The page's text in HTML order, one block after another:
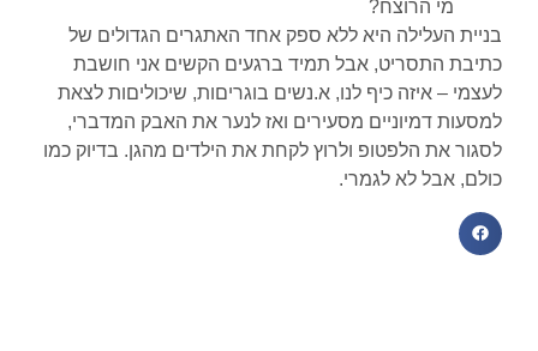
מי הרוצח?
בניית העלילה היא ללא ספק אחד האתגרים הגדולים של
כתיבת התסריט, אבל תמיד ברגעים הקשים אני חושבת
לעצמי – איזה כיף לנו, א.נשים בוגריםות, שיכוליםות לצאת
למסעות דמיוניים מסעירים ואז לנער את האבק המדברי,
לסגור את הלפטופ ולרוץ לקחת את הילדים מהגן. בדיוק כמו
כולם, אבל לא לגמרי.